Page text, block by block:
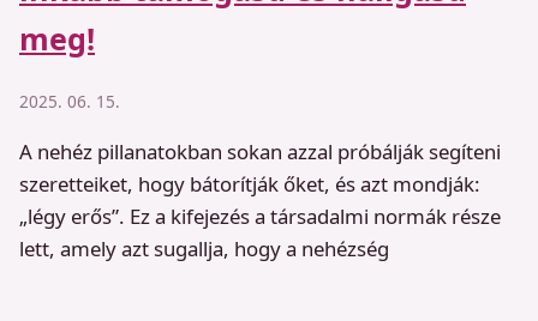
meg!
2025. 06. 15.
A nehéz pillanatokban sokan azzal próbálják segíteni
szeretteiket, hogy bátorítják őket, és azt mondják:
„légy erős”. Ez a kifejezés a társadalmi normák része
lett, amely azt sugallja, hogy a nehézség